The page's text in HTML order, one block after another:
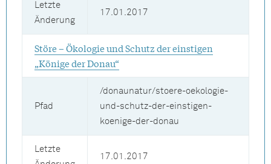
Letzte
Änderung
17.01.2017
Störe – Ökologie und Schutz der einstigen
„Könige der Donau“
Pfad
/donaunatur/stoere-oekologie-
und-schutz-der-einstigen-
koenige-der-donau
Letzte
17.01.2017